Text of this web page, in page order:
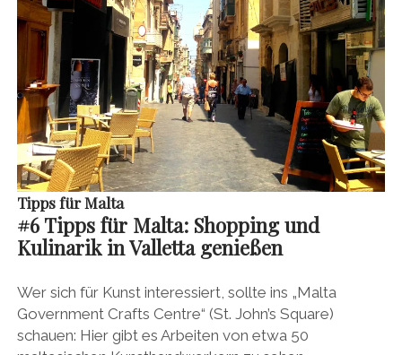
Tipps für Malta
#6 Tipps für Malta: Shopping und
Kulinarik in Valletta genießen
Wer sich für Kunst interessiert, sollte ins „Malta
Government Crafts Centre“ (St. John’s Square)
schauen: Hier gibt es Arbeiten von etwa 50